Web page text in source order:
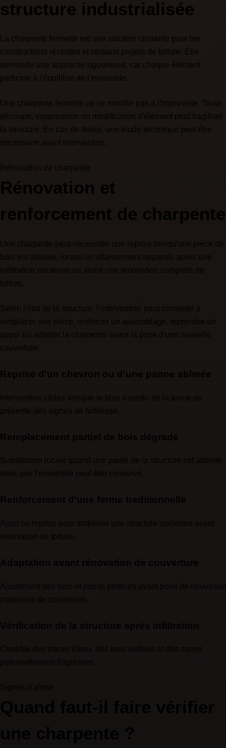
structure industrialisée
La charpente fermette est une solution courante pour les
constructions récentes et certains projets de toiture. Elle
demande une approche rigoureuse, car chaque élément
participe à l'équilibre de l'ensemble.
Une charpente fermette ne se modifie pas à l'improviste. Toute
découpe, suppression ou modification d'élément peut fragiliser
la structure. En cas de doute, une étude technique peut être
nécessaire avant intervention.
Rénovation de charpente
Rénovation et
renforcement de charpente
Une charpente peut nécessiter une reprise lorsqu'une pièce de
bois est abîmée, lorsqu'un affaissement apparaît, après une
infiltration ancienne ou avant une rénovation complète de
toiture.
Selon l'état de la structure, l'intervention peut consister à
remplacer une pièce, renforcer un assemblage, reprendre un
appui ou adapter la charpente avant la pose d'une nouvelle
couverture.
Reprise d'un chevron ou d'une panne abîmée
Intervention ciblée lorsque le bois a perdu de la tenue ou